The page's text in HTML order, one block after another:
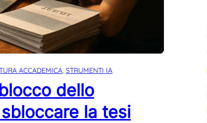
ACCADEMICA, STRUMENTI IA
dello
la tesi